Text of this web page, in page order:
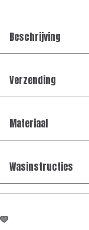
Orange
Beschrijving
Verzending
Materiaal
Wasinstructies